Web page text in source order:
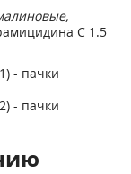
С 1.5
- пачки
- пачки